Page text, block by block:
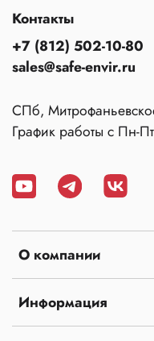
О компании
Информация
Контакты
+7 (812) 502-10-80
sales@safe-envir.ru
СПб,
График работы с Пн-